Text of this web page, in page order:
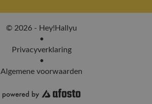
© 2026 - Hey!Hallyu
•
Privacyverklaring
•
Algemene voorwaarden